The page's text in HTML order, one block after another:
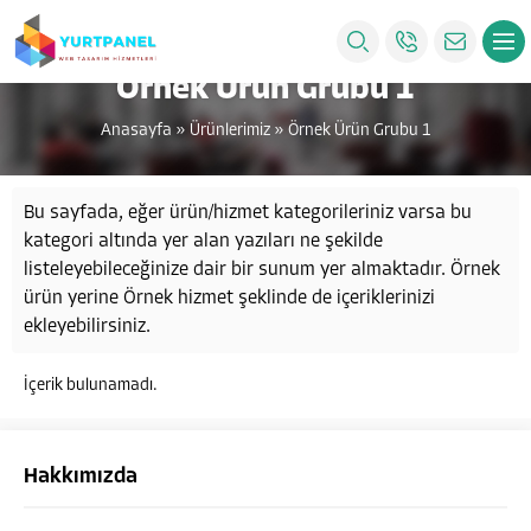
Örnek Ürün Grubu 1
Anasayfa » Ürünlerimiz» Örnek Ürün Grubu 1
Bu sayfada, eğer ürün/hizmet kategorileriniz varsa bu
kategori altında yer alan yazıları ne şekilde
listeleyebileceğinize dair bir sunum yer almaktadır. Örnek
ürün yerine Örnek hizmet şeklinde de içeriklerinizi
ekleyebilirsiniz.
İçerik bulunamadı.
Hakkımızda